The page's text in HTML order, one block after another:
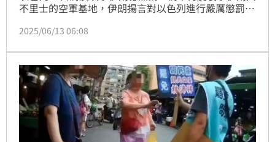
不里士的空軍基地，伊朗揚言對以色列進行嚴厲懲罰，
稍早宣布，全國進入緊急狀態，並關閉空域抵擋伊朗反
擊，立即簽署特別命令，並宣告後備民防系統（Home
Front Command）在全國啟動「特別緊急狀態」。目
前，以色列多地已經響起了空襲警報。
2025/06/13 06:08